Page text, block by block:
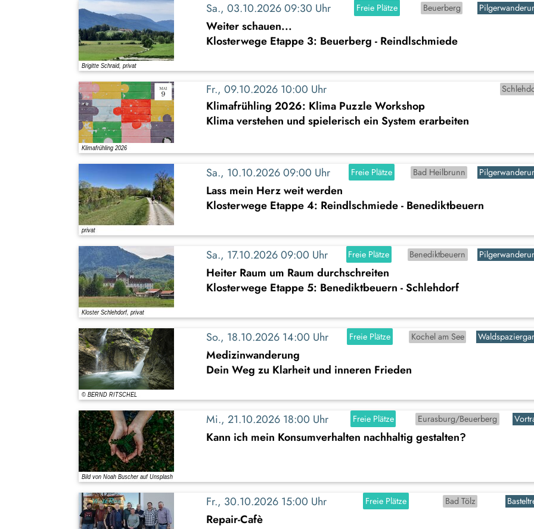
Sa., 03.10.2026 09:30 Uhr Freie Plätze Beuerberg
Weiter schauen...
Klosterwege Etappe 3: Beuerberg - Reindlschmiede
Fr., 09.10.2026 10:00 Uhr
Klimafrühling 2026: Klima Puzzle Workshop
Klima verstehen und spielerisch ein System erarbeiten
Sa., 10.10.2026 09:00 Uhr Freie Plätze Bad Heilbrunn
Lass mein Herz weit werden
Klosterwege Etappe 4: Reindlschmiede - Benediktbeuern
Sa., 17.10.2026 09:00 Uhr Freie Plätze Benediktbeuern
Heiter Raum um Raum durchschreiten
Klosterwege Etappe 5: Benediktbeuern - Schlehdorf
So., 18.10.2026 14:00 Uhr Freie Plätze Kochel am See
Medizinwanderung
Dein Weg zu Klarheit und inneren Frieden
Mi., 21.10.2026 18:00 Uhr Freie Plätze Eurasburg/Beuerberg
Kann ich mein Konsumverhalten nachhaltig gestalten?
Fr., 30.10.2026 15:00 Uhr Freie Plätze Bad Tölz
Repair-Cafè